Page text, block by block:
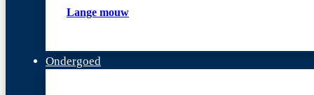
Lange mouw
Ondergoed